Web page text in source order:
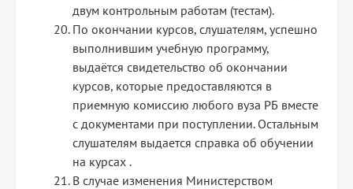
двум контрольным работам (тестам).
По окончании курсов, слушателям, успешно
выполнившим учебную программу,
выдаётся свидетельство об окончании
курсов, которые предоставляются в
приемную комиссию любого вуза РБ вместе
с документами при поступлении. Остальным
слушателям выдается справка об обучении
на курсах .
В случае изменения Министерством